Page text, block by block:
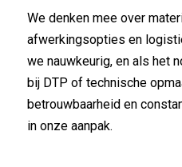
We denken mee over
afwerkingsopties en
we nauwkeurig, en als het
bij DTP of technische
betrouwbaarheid en
in onze aanpak.